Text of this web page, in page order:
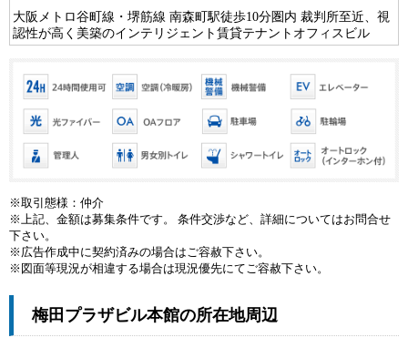
大阪メトロ谷町線・堺筋線 南森町駅徒歩10分圏内 裁判所至近、視
認性が高く美築のインテリジェント賃貸テナントオフィスビル
※取引態様：仲介
※上記、金額は募集条件です。 条件交渉など、詳細についてはお問合せ
下さい。
※広告作成中に契約済みの場合はご容赦下さい。
※図面等現況が相違する場合は現況優先にてご容赦下さい。
梅田プラザビル本館の所在地周辺